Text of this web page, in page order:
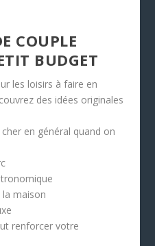
COUPLE
BUDGET
les loisirs à faire en
des idées originales
en général quand on
maison
renforcer votre